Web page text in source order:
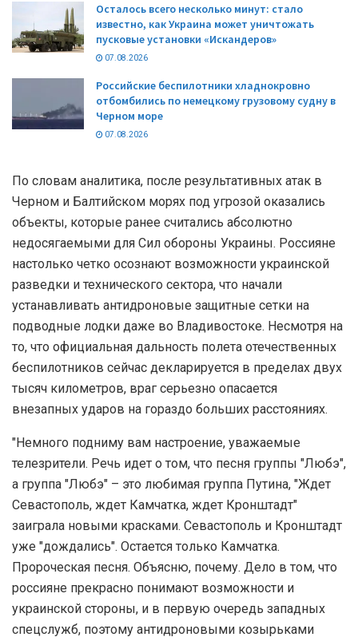
Осталось всего несколько минут: стало
известно, как Украина может уничтожать
пусковые установки «Искандеров»
07.08.2026
Российские беспилотники хладнокровно
отбомбились по немецкому грузовому судну в
Черном море
07.08.2026
По словам аналитика, после результативных атак в
Черном и Балтийском морях под угрозой оказались
объекты, которые ранее считались абсолютно
недосягаемыми для Сил обороны Украины. Россияне
настолько четко осознают возможности украинской
разведки и технического сектора, что начали
устанавливать антидроновые защитные сетки на
подводные лодки даже во Владивостоке. Несмотря на
то, что официальная дальность полета отечественных
беспилотников сейчас декларируется в пределах двух
тысяч километров, враг серьезно опасается
внезапных ударов на гораздо больших расстояниях.
"Немного подниму вам настроение, уважаемые
телезрители. Речь идет о том, что песня группы "Любэ",
а группа "Любэ" – это любимая группа Путина, "Ждет
Севастополь, ждет Камчатка, ждет Кронштадт"
заиграла новыми красками. Севастополь и Кронштадт
уже "дождались". Остается только Камчатка.
Пророческая песня. Объясню, почему. Дело в том, что
россияне прекрасно понимают возможности и
украинской стороны, и в первую очередь западных
спецслужб, поэтому антидроновыми козырьками